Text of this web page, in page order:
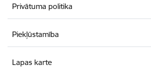
Privātuma politika
Piekļūstamība
Lapas karte